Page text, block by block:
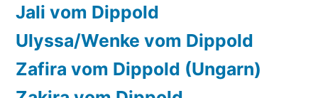
Jali vom Dippold
Ulyssa/Wenke vom Dippold
Zafira vom Dippold (Ungarn)